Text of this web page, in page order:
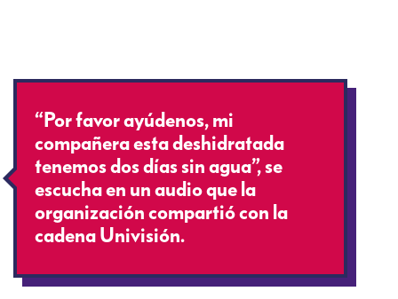
“Por favor ayúdenos, mi
compañera esta deshidratada
tenemos dos días sin agua”, se
escucha en un audio que la
organización compartió con la
cadena Univisión.